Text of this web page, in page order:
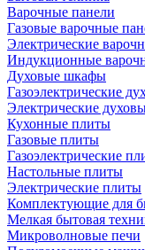
Варочные панели
Газовые варочные
Электрические
Индукционные
Духовые шкафы
Газоэлектрические
Электрические
Кухонные плиты
Газовые плиты
Газоэлектрические
Настольные плиты
Электрические плиты
Комплектующие для
Мелкая бытовая
Микроволновые печи